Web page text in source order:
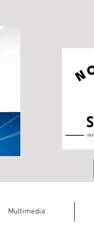
Multimedia